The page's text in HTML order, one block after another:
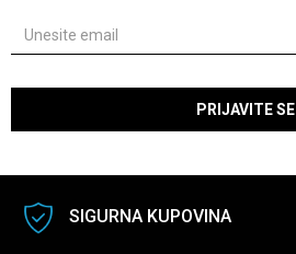
PRIJAVITE SE
SIGURNA KUPOVINA